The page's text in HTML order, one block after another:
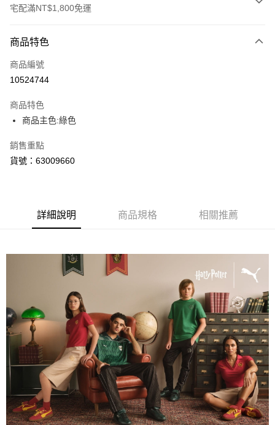
宅配滿NT$1,800免運
信用卡一次付款
LINE Pay
街口支付
悠遊付
Google Pay
宅配(離島恕不配送)
每筆NT$150，滿NT$1,800(含以上)免運費
商品特色
商品編號
10524744
商品特色
商品主色:綠色
銷售重點
貨號：63009660
詳細說明 商品規格 相關推薦